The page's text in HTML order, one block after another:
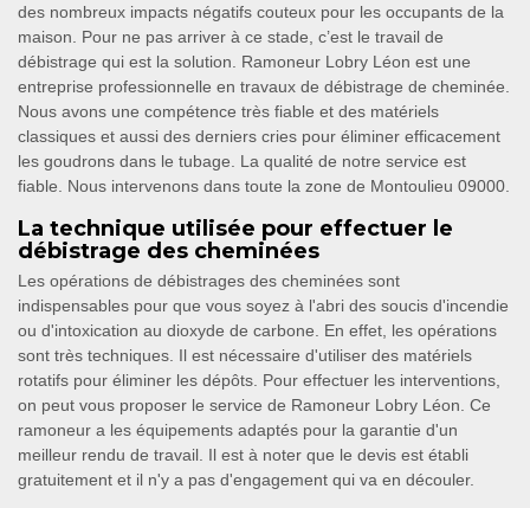
des nombreux impacts négatifs couteux pour les occupants de la
maison. Pour ne pas arriver à ce stade, c’est le travail de
débistrage qui est la solution. Ramoneur Lobry Léon est une
entreprise professionnelle en travaux de débistrage de cheminée.
Nous avons une compétence très fiable et des matériels
classiques et aussi des derniers cries pour éliminer efficacement
les goudrons dans le tubage. La qualité de notre service est
fiable. Nous intervenons dans toute la zone de Montoulieu 09000.
La technique utilisée pour effectuer le
débistrage des cheminées
Les opérations de débistrages des cheminées sont
indispensables pour que vous soyez à l'abri des soucis d'incendie
ou d'intoxication au dioxyde de carbone. En effet, les opérations
sont très techniques. Il est nécessaire d'utiliser des matériels
rotatifs pour éliminer les dépôts. Pour effectuer les interventions,
on peut vous proposer le service de Ramoneur Lobry Léon. Ce
ramoneur a les équipements adaptés pour la garantie d'un
meilleur rendu de travail. Il est à noter que le devis est établi
gratuitement et il n'y a pas d'engagement qui va en découler.